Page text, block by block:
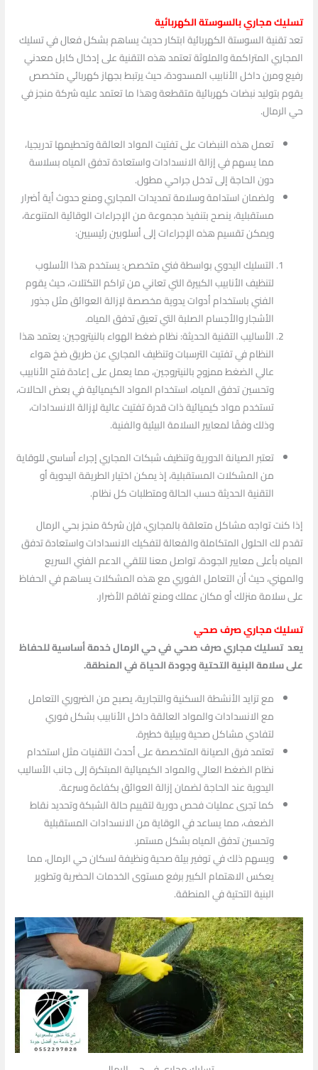
تسليك مجاري بالسوستة الكهربائية
تعد تقنية السوستة الكهربائية ابتكار حديث يساهم بشكل فعال في تسليك
المجاري المتراكمة والملوثة تعتمد هذه التقنية على إدخال كابل معدني
رفيع ومرن داخل الأنابيب المسدودة، حيث يرتبط بجهاز كهربائي متخصص
يقوم بتوليد نبضات كهربائية متقطعة وهذا ما تعتمد عليه شركة منجز في
حي الرمال.
تعمل هذه النبضات على تفتيت المواد العالقة وتحطيمها تدريجيا،
مما يسهم في إزالة الانسدادات واستعادة تدفق المياه بسلاسة
دون الحاجة إلى تدخل جراحي مطول.
ولضمان استدامة وسلامة تمديدات المجاري ومنع حدوث أية أضرار
مستقبلية، ينصح بتنفيذ مجموعة من الإجراءات الوقائية المتنوعة،
ويمكن تقسيم هذه الإجراءات إلى أسلوبين رئيسيين:
التسليك اليدوي بواسطة فني متخصص: يستخدم هذا الأسلوب
لتنظيف الأنابيب الكبيرة التي تعاني من تراكم التكتلات، حيث يقوم
الفني باستخدام أدوات يدوية مخصصة لإزالة العوائق مثل جذور
الأشجار والأجسام الصلبة التي تعيق تدفق المياه.
الأساليب التقنية الحديثة: نظام ضغط الهواء بالنيتروجين: يعتمد هذا
النظام في تفتيت الترسبات وتنظيف المجاري عن طريق ضخ هواء
عالي الضغط ممزوج بالنيتروجين، مما يعمل على إعادة فتح الأنابيب
وتحسين تدفق المياه، استخدام المواد الكيميائية في بعض الحالات،
تستخدم مواد كيميائية ذات قدرة تفتيت عالية لإزالة الانسدادات،
وذلك وفقًا لمعايير السلامة البيئية والفنية.
تعتبر الصيانة الدورية وتنظيف شبكات المجاري إجراء أساسي للوقاية
من المشكلات المستقبلية، إذ يمكن اختيار الطريقة اليدوية أو
التقنية الحديثة حسب الحالة ومتطلبات كل نظام.
إذا كنت تواجه مشاكل متعلقة بالمجاري، فإن شركة منجز بحي الرمال
تقدم لك الحلول المتكاملة والفعالة لتفكيك الانسدادات واستعادة تدفق
المياه بأعلى معايير الجودة، تواصل معنا لتلقي الدعم الفني السريع
والمهني، حيث أن التعامل الفوري مع هذه المشكلات يساهم في الحفاظ
على سلامة منزلك أو مكان عملك ومنع تفاقم الأضرار.
تسليك مجاري صرف صحي
يعد تسليك مجاري صرف صحي في حي الرمال خدمة أساسية للحفاظ
على سلامة البنية التحتية وجودة الحياة في المنطقة.
مع تزايد الأنشطة السكنية والتجارية، يصبح من الضروري التعامل
مع الانسدادات والمواد العالقة داخل الأنابيب بشكل فوري
لتفادي مشاكل صحية وبيئية خطيرة.
تعتمد فرق الصيانة المتخصصة على أحدث التقنيات مثل استخدام
نظام الضغط العالي والمواد الكيميائية المبتكرة إلى جانب الأساليب
اليدوية عند الحاجة لضمان إزالة العوائق بكفاءة وسرعة.
كما تجرى عمليات فحص دورية لتقييم حالة الشبكة وتحديد نقاط
الضعف، مما يساعد في الوقاية من الانسدادات المستقبلية
وتحسين تدفق المياه بشكل مستمر.
ويسهم ذلك في توفير بيئة صحية ونظيفة لسكان حي الرمال، مما
يعكس الاهتمام الكبير برفع مستوى الخدمات الحضرية وتطوير
البنية التحتية في المنطقة.